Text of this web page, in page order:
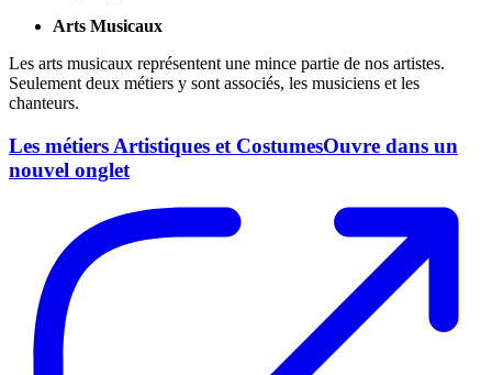
Arts Musicaux
Les arts musicaux représentent une mince partie de nos artistes.
Seulement deux métiers y sont associés, les musiciens et les
chanteurs.
Les métiers Artistiques et CostumesOuvre dans un
nouvel onglet